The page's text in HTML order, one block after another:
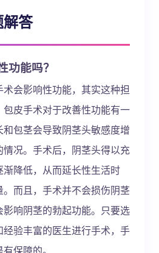
答
功能吗？
会影响性功能，其实这种担
皮手术对于改善性功能有一
包茎会导致阴茎头敏感度增
况。手术后，阴茎头得以充
降低，从而延长性生活时
而且，手术并不会损伤阴茎
响阴茎的勃起功能。只要选
验丰富的医生进行手术，手